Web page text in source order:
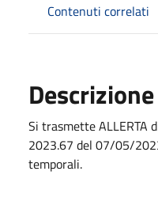
Contenuti correlati
Descrizione
Si trasmette ALLERTA
2023.67 del 07/05/
temporali.